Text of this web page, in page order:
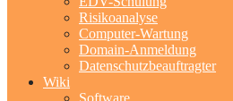
Risikoanalyse
Computer-Wartung
Domain-Anmeldung
Datenschutzbeauftragter
Wiki
Software